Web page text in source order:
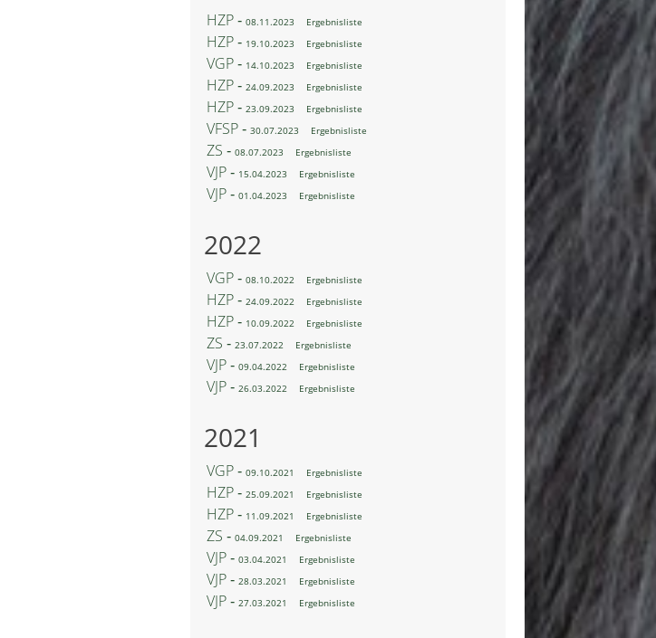
HZP ‐ 08.11.2023 Ergebnisliste
HZP ‐ 19.10.2023 Ergebnisliste
VGP ‐ 14.10.2023 Ergebnisliste
HZP ‐ 24.09.2023 Ergebnisliste
HZP ‐ 23.09.2023 Ergebnisliste
VFSP ‐ 30.07.2023 Ergebnisliste
ZS ‐ 08.07.2023 Ergebnisliste
VJP ‐ 15.04.2023 Ergebnisliste
VJP ‐ 01.04.2023 Ergebnisliste
2022
VGP ‐ 08.10.2022 Ergebnisliste
HZP ‐ 24.09.2022 Ergebnisliste
HZP ‐ 10.09.2022 Ergebnisliste
ZS ‐ 23.07.2022 Ergebnisliste
VJP ‐ 09.04.2022 Ergebnisliste
VJP ‐ 26.03.2022 Ergebnisliste
2021
VGP ‐ 09.10.2021 Ergebnisliste
HZP ‐ 25.09.2021 Ergebnisliste
HZP ‐ 11.09.2021 Ergebnisliste
ZS ‐ 04.09.2021 Ergebnisliste
VJP ‐ 03.04.2021 Ergebnisliste
VJP ‐ 28.03.2021 Ergebnisliste
VJP ‐ 27.03.2021 Ergebnisliste